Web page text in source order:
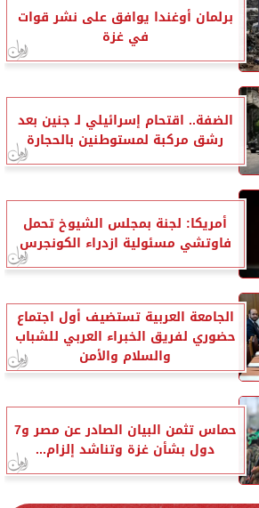
برلمان أوغندا يوافق على نشر قوات
في غزة
الضفة.. اقتحام إسرائيلي لـ جنين بعد
رشق مركبة لمستوطنين بالحجارة
أمريكا: لجنة بمجلس الشيوخ تحمل
فاوتشي مسئولية ازدراء الكونجرس
الجامعة العربية تستضيف أول اجتماع
حضوري لفريق الخبراء العربي للشباب
والسلام والأمن
حماس تثمن البيان الصادر عن مصر و7
دول بشأن غزة وتناشد إلزام...